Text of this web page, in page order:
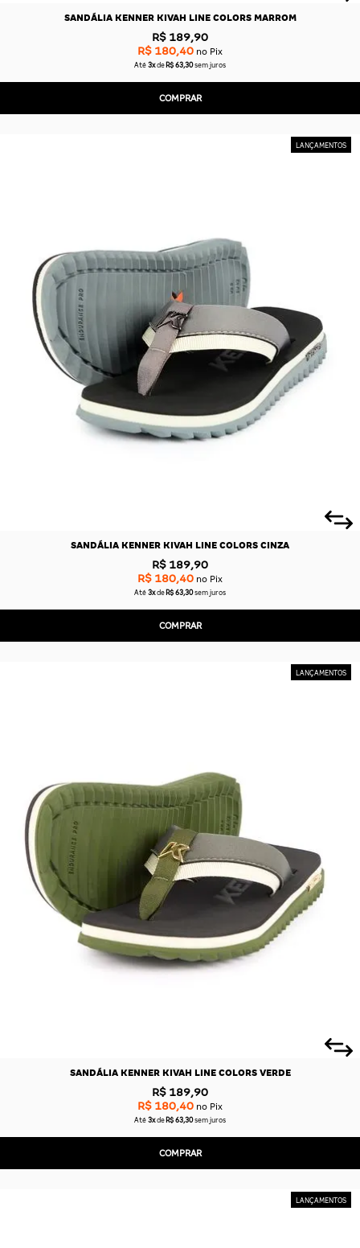
SANDÁLIA KENNER KIVAH LINE COLORS MARROM
R$ 189,90
R$ 180,40 no Pix
Até 3x de R$ 63,30sem juros
COMPRAR
SANDÁLIA KENNER KIVAH LINE COLORS CINZA
R$ 189,90
R$ 180,40 no Pix
Até 3x de R$ 63,30sem juros
COMPRAR
SANDÁLIA KENNER KIVAH LINE COLORS VERDE
R$ 189,90
R$ 180,40 no Pix
Até 3x de R$ 63,30sem juros
COMPRAR